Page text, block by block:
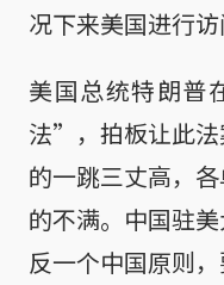
况下来美国进行访
美国总统特朗普
法”，拍板让此法
的一跳三丈高，
的不满。中国驻
反一个中国原则